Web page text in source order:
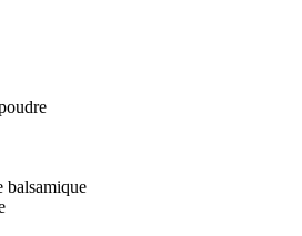
balsamique